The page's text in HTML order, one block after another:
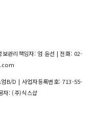
관리책임자: 엄 윤선 | 전화: 02-
B/D | 사업자등록번호: 713-55-
자: (주)식스샵